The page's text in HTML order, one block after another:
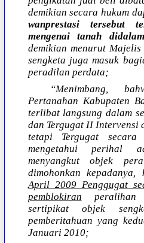
demikian secara hukum
wanprestasi tersebut
mengenai tanah
demikian menurut
sengketa juga masuk
peradilan perdata;
“Menimbang,
Pertanahan Kabupaten
terlibat langsung dalam
dan Tergugat II Intervensi
tetapi Tergugat
mengetahui perihal
menyangkut objek
dimohonkan kepadanya,
April 2009 Penggugat
pemblokiran peralihan
sertipikat objek
pemberitahuan yang
Januari 2010;